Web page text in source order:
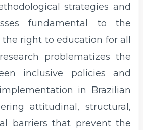
strategies and
fundamental to the
right to education for all
problematizes the
inclusive policies and
in Brazilian
attitudinal, structural,
barriers that prevent the